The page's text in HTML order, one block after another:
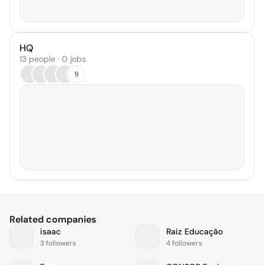
HQ
13 people · 0 jobs
9
Related companies
isaac
3 followers
Raiz Educação
4 followers